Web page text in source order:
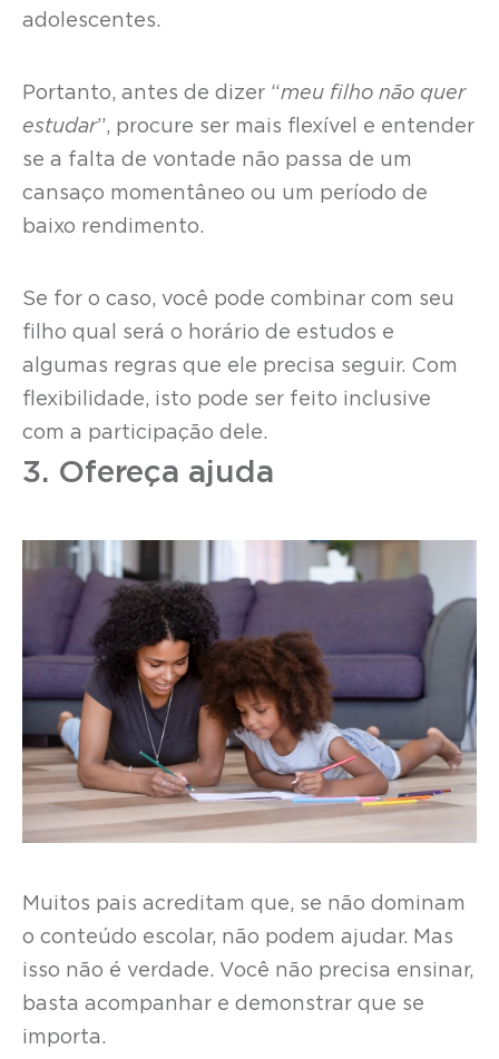
adolescentes.
Portanto, antes de dizer “meu filho não quer
estudar”, procure ser mais flexível e entender
se a falta de vontade não passa de um
cansaço momentâneo ou um período de
baixo rendimento.
Se for o caso, você pode combinar com seu
filho qual será o horário de estudos e
algumas regras que ele precisa seguir. Com
flexibilidade, isto pode ser feito inclusive
com a participação dele.
3. Ofereça ajuda
Muitos pais acreditam que, se não dominam
o conteúdo escolar, não podem ajudar. Mas
isso não é verdade. Você não precisa ensinar,
basta acompanhar e demonstrar que se
importa.